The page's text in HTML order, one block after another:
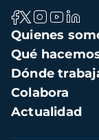
Navegación
principal
Quienes
Qué
Dónde
Colabora
Actualidad